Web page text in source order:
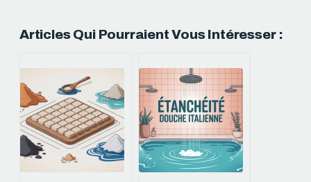
Articles Qui Pourraient Vous Intéresser :